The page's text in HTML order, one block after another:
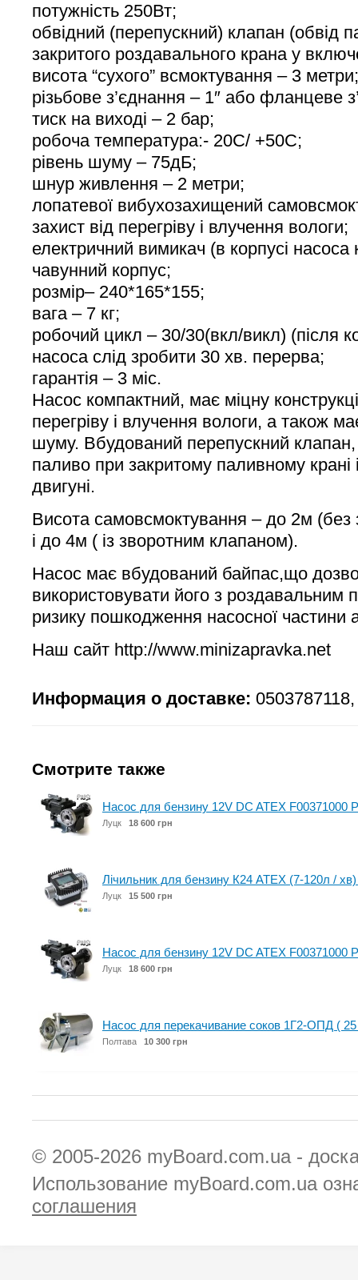
потужність 250Вт;
обвідний (перепускний) клапан (обвід
закритого роздавального крана у
висота “сухого” всмоктування – 3 метри;
різьбове з’єднання – 1″ або фланцеве
тиск на виході – 2 бар;
робоча температура:- 20С/ +50С;
рівень шуму – 75дБ;
шнур живлення – 2 метри;
лопатевої вибухозахищений
захист від перегріву і влучення вологи;
електричний вимикач (в корпусі насоса
чавунний корпус;
розмір– 240*165*155;
вага – 7 кг;
робочий цикл – 30/30(вкл/викл) (після
насоса слід зробити 30 хв. перерва;
гарантія – 3 міс.
Насос компактний, має міцну
перегріву і влучення вологи, а також
шуму. Вбудований перепускний клапан,
паливо при закритому паливному крані
двигуні.
Висота самовсмоктування – до 2м (без
і до 4м ( із зворотним клапаном).
Насос має вбудований байпас,що
використовувати його з роздавальним
ризику пошкодження насосної частини
Наш сайт http://www.minizapravka.net
Информация о доставке:
Смотрите также
Насос для бензину 12V DC ATEX F00371000
Луцк 18 600 грн
Лічильник для бензину К24 ATEX (7-120л / хв)
Луцк 15 500 грн
Насос для бензину 12V DC ATEX F00371000
Луцк 18 600 грн
Насос для перекачивание соков 1Г2-ОПД (
Полтава 10 300 грн
© 2005-2026 myBoard.com.ua -
Использование myBoard.com.ua
соглашения